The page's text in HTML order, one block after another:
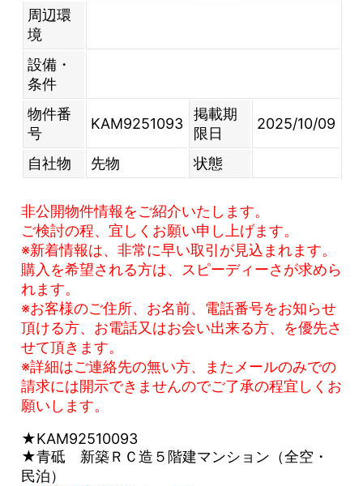
周辺環
境
設備・
条件
物件番
号
KAM9251093
掲載期
限日
2025/10/09
自社物 先物 状態
非公開物件情報をご紹介いたします。
ご検討の程、宜しくお願い申し上げます。
※新着情報は、非常に早い取引が見込まれます。
購入を希望される方は、スピーディーさが求めら
れます。
※お客様のご住所、お名前、電話番号をお知らせ
頂ける方、お電話又はお会い出来る方、を優先さ
せて頂きます。
※詳細はご連絡先の無い方、またメールのみでの
請求には開示できませんのでご了承の程宜しくお
願いします。
★KAM92510093
★青砥 新築ＲＣ造５階建マンション（全空・
民泊）